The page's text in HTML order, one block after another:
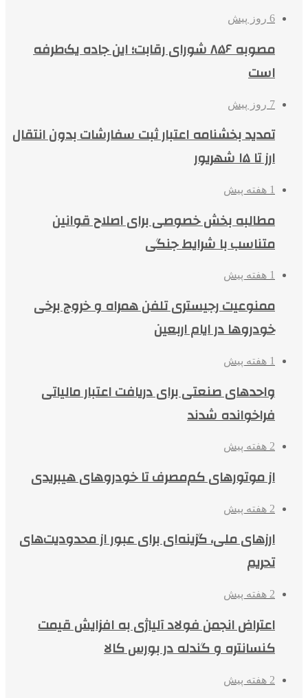
6 روز پیش
مصوبه ۸۵۶ شورای رقابت؛ این جاده یک‌طرفه
است
7 روز پیش
تمدید بخشنامه اعتبار ثبت سفارشات بدون انتقال
ارز تا ۱۵ شهریور
1 هفته پیش
مطالبه بخش خصوصی برای اصلاح قوانین
متناسب با شرایط جنگی
1 هفته پیش
ممنوعیت رجیستری تلفن همراه و خروج برخی
خودروها در ایام اربعین
1 هفته پیش
واحدهای صنعتی برای دریافت اعتبار مالیاتی
فراخوانده شدند
2 هفته پیش
از موتورهای کم‌مصرف تا خودروهای هیبریدی
2 هفته پیش
ارزهای ملی، گزینه‌ای برای عبور از محدودیت‌های
تحریم
2 هفته پیش
اعتراض انجمن فولاد آلیاژی به افزایش قیمت
کنسانتره و گندله در بورس کالا
2 هفته پیش